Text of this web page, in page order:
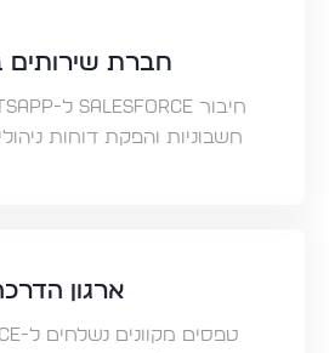
חברת שירותים
חשבוניות והפקת דוחות
ארגון